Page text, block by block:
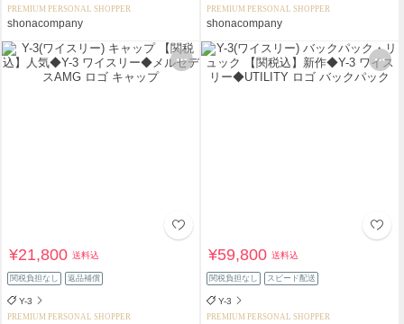
PREMIUM PERSONAL SHOPPER
shonacompany
PREMIUM PERSONAL SHOPPER
shonacompany
¥21,800送料込
関税負担なし 返品補償
Y-3
PREMIUM PERSONAL SHOPPER
¥59,800送料込
関税負担なし スピード配送
Y-3
PREMIUM PERSONAL SHOPPER